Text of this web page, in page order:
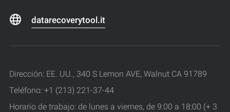
datarecoverytool.it
Dirección: EE. UU., 340 S Lemon AVE, Walnut CA 91789
Teléfono: +1 (213) 221-37-44
Horario de trabajo: de lunes a viernes, de 9:00 a 18:00 (+ 3